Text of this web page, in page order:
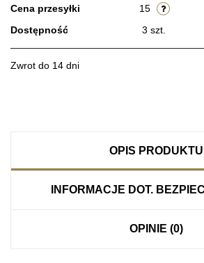
Cena przesyłki
15
Dostępność
3 szt.
Zwrot do 14 dni
OPIS PRODUKTU
INFORMACJE DOT.
OPINIE (0)